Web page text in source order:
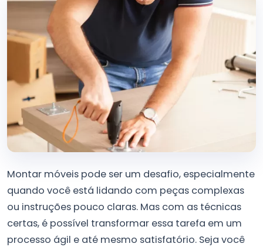
Montar móveis pode ser um desafio, especialmente
quando você está lidando com peças complexas
ou instruções pouco claras. Mas com as técnicas
certas, é possível transformar essa tarefa em um
processo ágil e até mesmo satisfatório. Seja você